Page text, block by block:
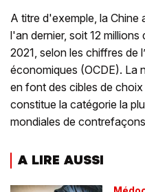
A titre d'exemple, la Chine
l'an dernier, soit 12
2021, selon les chiffres de
économiques (OCDE). La
en font des cibles de
constitue la catégorie la
mondiales de
A LIRE AUSSI